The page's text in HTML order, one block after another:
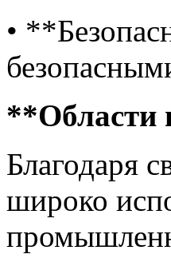
•
**Области
Благодаря
широко